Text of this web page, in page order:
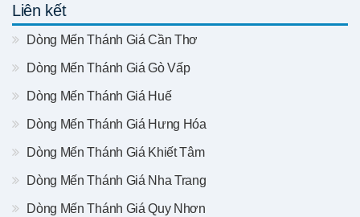
Liên kết
Dòng Mến Thánh Giá Cần Thơ
Dòng Mến Thánh Giá Gò Vấp
Dòng Mến Thánh Giá Huế
Dòng Mến Thánh Giá Hưng Hóa
Dòng Mến Thánh Giá Khiết Tâm
Dòng Mến Thánh Giá Nha Trang
Dòng Mến Thánh Giá Quy Nhơn